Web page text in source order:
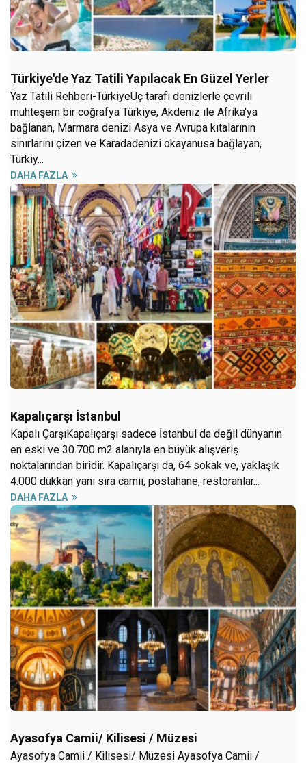
Türkiye'de Yaz Tatili Yapılacak En Güzel Yerler
Yaz Tatili Rehberi-TürkiyeÜç tarafı denizlerle çevrili
muhteşem bir coğrafya Türkiye, Akdeniz ıle Afrika'ya
bağlanan, Marmara denizi Asya ve Avrupa kıtalarının
sınırlarını çizen ve Karadadenizi okayanusa bağlayan,
Türkiy...
DAHA FAZLA
Kapalıçarşı İstanbul
Kapalı ÇarşıKapalıçarşı sadece İstanbul da değil dünyanın
en eski ve 30.700 m2 alanıyla en büyük alışveriş
noktalarından biridir. Kapalıçarşı da, 64 sokak ve, yaklaşık
4.000 dükkan yanı sıra camii, postahane, restoranlar...
DAHA FAZLA
Ayasofya Camii/ Kilisesi / Müzesi
Ayasofya Camii / Kilisesi/ Müzesi Ayasofya Camii /